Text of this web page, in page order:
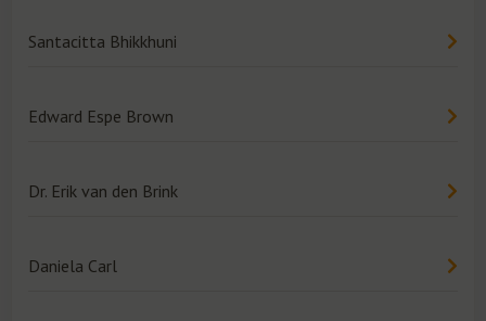
Santacitta Bhikkhuni
Edward Espe Brown
Dr. Erik van den Brink
Daniela Carl